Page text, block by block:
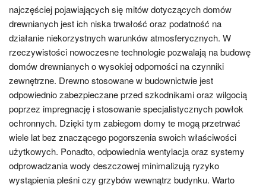
najczęściej pojawiających się mitów dotyczących domów
drewnianych jest ich niska trwałość oraz podatność na
działanie niekorzystnych warunków atmosferycznych. W
rzeczywistości nowoczesne technologie pozwalają na budowę
domów drewnianych o wysokiej odporności na czynniki
zewnętrzne. Drewno stosowane w budownictwie jest
odpowiednio zabezpieczane przed szkodnikami oraz wilgocią
poprzez impregnację i stosowanie specjalistycznych powłok
ochronnych. Dzięki tym zabiegom domy te mogą przetrwać
wiele lat bez znaczącego pogorszenia swoich właściwości
użytkowych. Ponadto, odpowiednia wentylacja oraz systemy
odprowadzania wody deszczowej minimalizują ryzyko
wystąpienia pleśni czy grzybów wewnątrz budynku. Warto